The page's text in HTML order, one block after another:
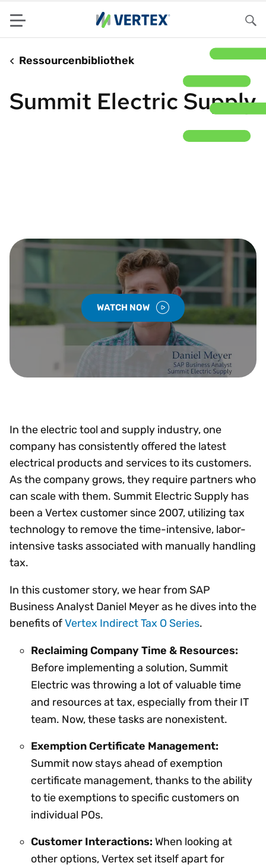
Menu
Ressourcenbibliothek
Summit Electric Supply
WATCH NOW
In the electric tool and supply industry, one
company has consistently offered the latest
electrical products and services to its customers.
As the company grows, they require partners who
can scale with them. Summit Electric Supply has
been a Vertex customer since 2007, utilizing tax
technology to remove the time-intensive, labor-
intensive tasks associated with manually handling
tax.
In this customer story, we hear from SAP
Business Analyst Daniel Meyer as he dives into the
benefits ofVertex Indirect Tax O Series.
Reclaiming Company Time & Resources:
Before implementing a solution, Summit
Electric was throwing a lot of valuable time
and resources at tax, especially from their IT
team. Now, these tasks are nonexistent.
Exemption Certificate Management:
Summit now stays ahead of exemption
certificate management, thanks to the ability
to tie exemptions to specific customers on
individual POs.
Customer Interactions: When looking at
other options, Vertex set itself apart for